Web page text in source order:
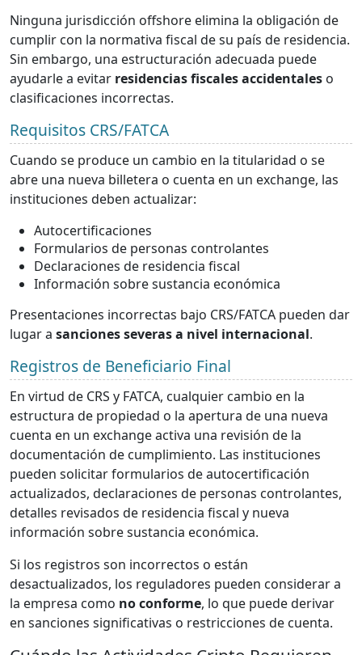
Ninguna jurisdicción offshore elimina la obligación de
cumplir con la normativa fiscal de su país de residencia.
Sin embargo, una estructuración adecuada puede
ayudarle a evitar residencias fiscales accidentales o
clasificaciones incorrectas.
Requisitos CRS/FATCA
Cuando se produce un cambio en la titularidad o se
abre una nueva billetera o cuenta en un exchange, las
instituciones deben actualizar:
Autocertificaciones
Formularios de personas controlantes
Declaraciones de residencia fiscal
Información sobre sustancia económica
Presentaciones incorrectas bajo CRS/FATCA pueden dar
lugar a sanciones severas a nivel internacional.
Registros de Beneficiario Final
En virtud de CRS y FATCA, cualquier cambio en la
estructura de propiedad o la apertura de una nueva
cuenta en un exchange activa una revisión de la
documentación de cumplimiento. Las instituciones
pueden solicitar formularios de autocertificación
actualizados, declaraciones de personas controlantes,
detalles revisados de residencia fiscal y nueva
información sobre sustancia económica.
Si los registros son incorrectos o están
desactualizados, los reguladores pueden considerar a
la empresa como no conforme, lo que puede derivar
en sanciones significativas o restricciones de cuenta.